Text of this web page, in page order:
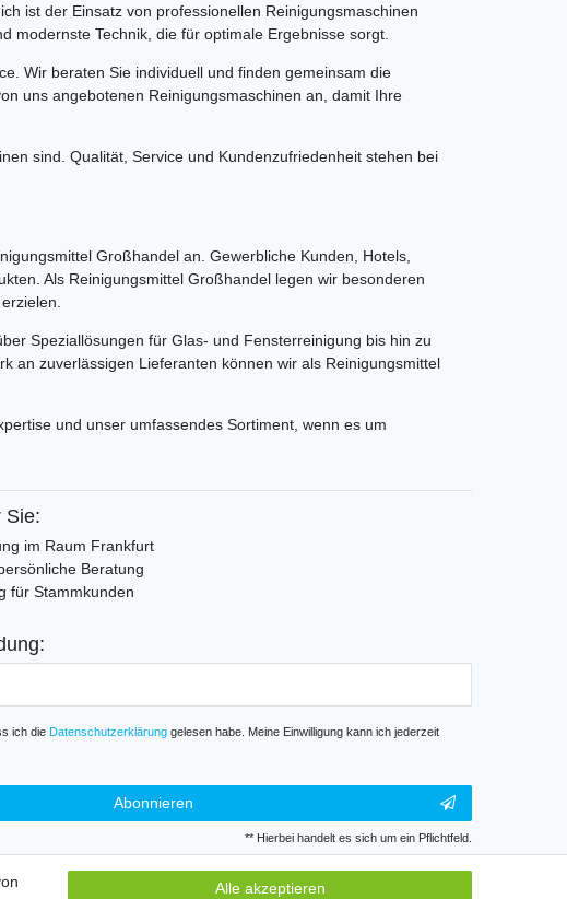
ist der Einsatz von professionellen Reinigungsmaschinen
modernste Technik, die für optimale Ergebnisse sorgt.
Wir beraten Sie individuell und finden gemeinsam die
uns angebotenen Reinigungsmaschinen an, damit Ihre
sind. Qualität, Service und Kundenzufriedenheit stehen bei
Großhandel an. Gewerbliche Kunden, Hotels,
Als Reinigungsmittel Großhandel legen wir besonderen
Speziallösungen für Glas- und Fensterreinigung bis hin zu
an zuverlässigen Lieferanten können wir als Reinigungsmittel
und unser umfassendes Sortiment, wenn es um
Sie:
im Raum Frankfurt
Beratung
für Stammkunden
ich die Daten­schutz­erklärunggelesen habe. Meine Einwilligung kann ich jederzeit
Abonnieren
** Hierbei handelt es sich um ein Pflichtfeld.
Alle akzeptieren